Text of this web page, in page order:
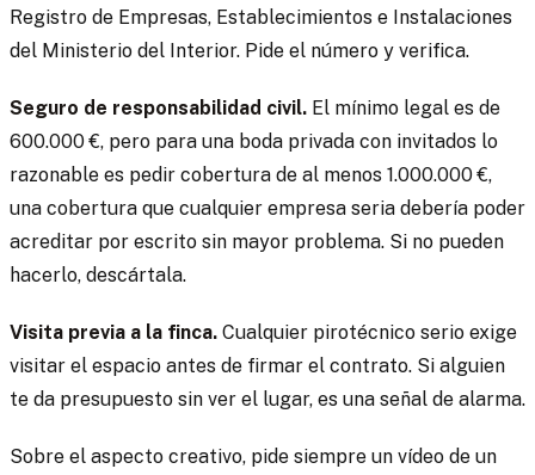
Registro de Empresas, Establecimientos e Instalaciones
del Ministerio del Interior. Pide el número y verifica.
Seguro de responsabilidad civil. El mínimo legal es de
600.000 €, pero para una boda privada con invitados lo
razonable es pedir cobertura de al menos 1.000.000 €,
una cobertura que cualquier empresa seria debería poder
acreditar por escrito sin mayor problema. Si no pueden
hacerlo, descártala.
Visita previa a la finca. Cualquier pirotécnico serio exige
visitar el espacio antes de firmar el contrato. Si alguien
te da presupuesto sin ver el lugar, es una señal de alarma.
Sobre el aspecto creativo, pide siempre un vídeo de un